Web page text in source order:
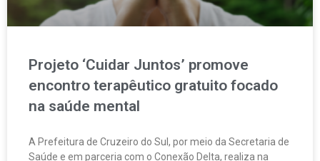
Projeto ‘Cuidar Juntos’ promove
encontro terapêutico gratuito focado
na saúde mental
A Prefeitura de Cruzeiro do Sul, por meio da Secretaria de
Saúde e em parceria com o Conexão Delta, realiza na